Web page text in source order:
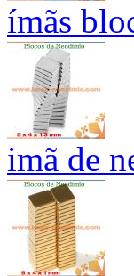
ímãs
imã de